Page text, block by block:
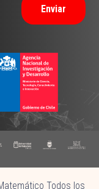
Enviar
Todos los